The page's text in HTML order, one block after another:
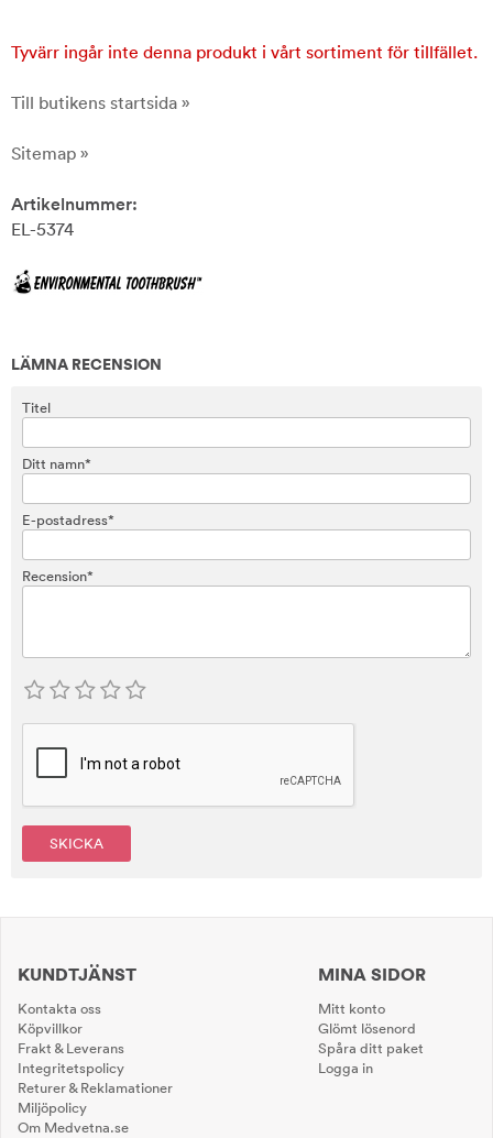
Tyvärr ingår inte denna produkt i vårt sortiment för tillfället.
Till butikens startsida »
Sitemap »
Artikelnummer:
EL-5374
LÄMNA RECENSION
Titel
Ditt namn*
E-postadress*
Recension*
SKICKA
KUNDTJÄNST
Kontakta oss
Köpvillkor
Frakt & Leverans
Integritetspolicy
Returer & Reklamationer
Miljöpolicy
Om Medvetna.se
MINA SIDOR
Mitt konto
Glömt lösenord
Spåra ditt paket
Logga in